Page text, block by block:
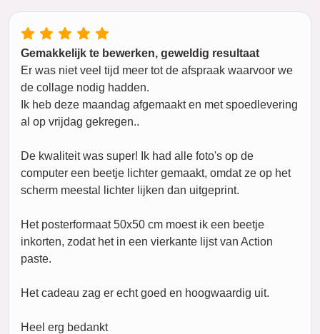
Gemakkelijk te bewerken, geweldig resultaat
Er was niet veel tijd meer tot de afspraak waarvoor we
de collage nodig hadden.
Ik heb deze maandag afgemaakt en met spoedlevering
al op vrijdag gekregen..
De kwaliteit was super! Ik had alle foto's op de
computer een beetje lichter gemaakt, omdat ze op het
scherm meestal lichter lijken dan uitgeprint.
Het posterformaat 50x50 cm moest ik een beetje
inkorten, zodat het in een vierkante lijst van Action
paste.
Het cadeau zag er echt goed en hoogwaardig uit.
Heel erg bedankt